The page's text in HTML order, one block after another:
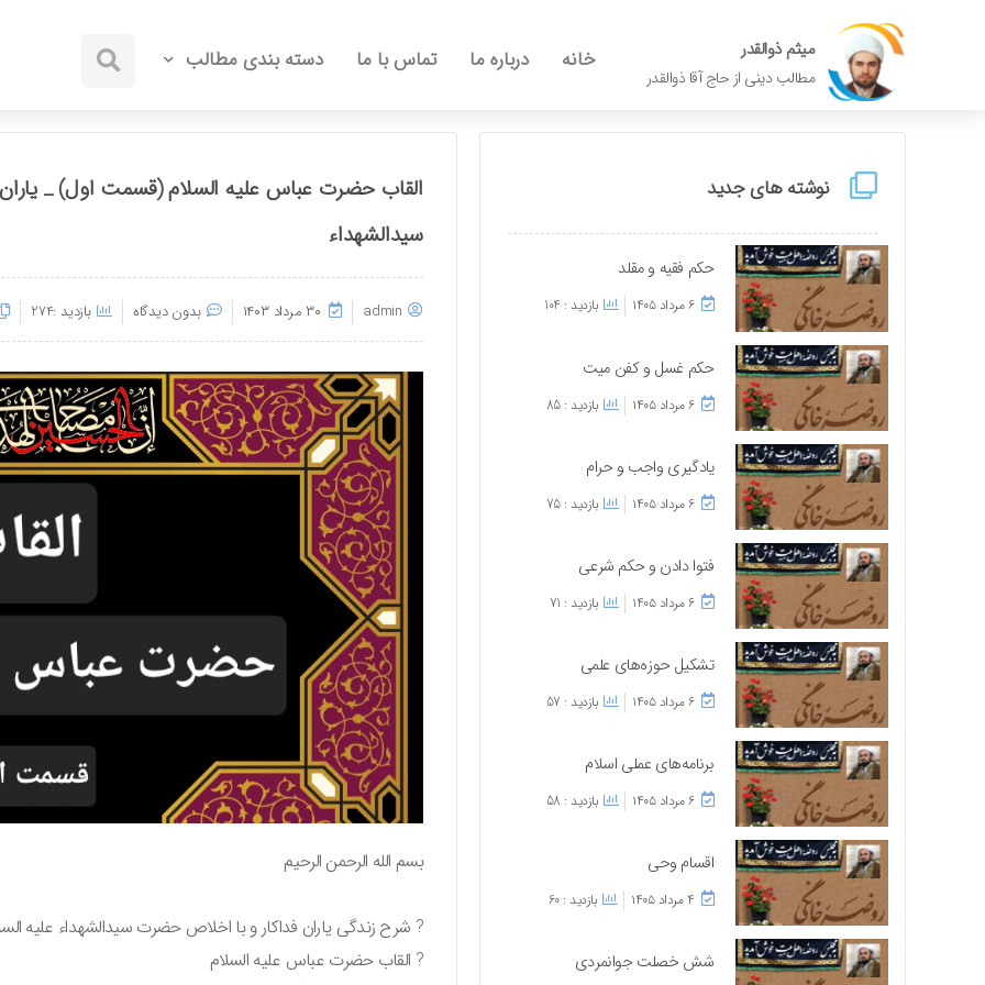
میثم ذوالقدر
مطالب دینی از حاج آقا ذوالقدر
خانه درباره ما تماس با ما دسته بندی مطالب
نوشته های جدید
حکم فقیه و مقلد
۶ مرداد ۱۴۰۵ بازدید : 104
حکم غسل و کفن میت
۶ مرداد ۱۴۰۵ بازدید : 85
یادگیری واجب و حرام
۶ مرداد ۱۴۰۵ بازدید : 75
فتوا دادن و حکم شرعی
۶ مرداد ۱۴۰۵ بازدید : 71
تشکیل حوزه‌های علمی
۶ مرداد ۱۴۰۵ بازدید : 57
برنامه‌های عملی اسلام
۶ مرداد ۱۴۰۵ بازدید : 58
اقسام وحی
۴ مرداد ۱۴۰۵ بازدید : 60
شش خصلت جوانمردی
القاب حضرت عباس علیه السلام (قسمت اول) _
سیدالشهداء
admin ۳۰ مرداد ۱۴۰۳ بدون دیدگاه بازدید :274
بسم الله الرحمن الرحیم
? شرح زندگی یاران فداکار و با اخلاص حضرت سیدالشهداء علیه
? القاب حضرت عباس علیه السلام